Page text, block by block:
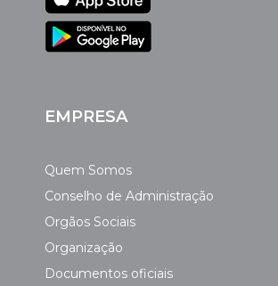
EMPRESA
Quem Somos
Conselho de Administração
Orgãos Sociais
Organização
Documentos oficiais